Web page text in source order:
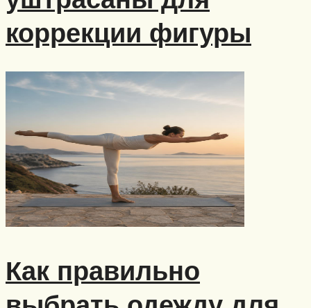
коррекции фигуры
Как правильно